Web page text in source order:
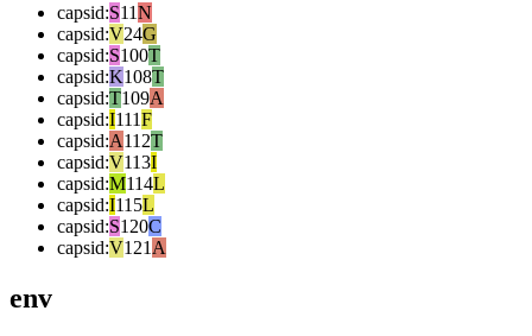
capsid:S11N
capsid:V24G
capsid:S100T
capsid:K108T
capsid:T109A
capsid:I111F
capsid:A112T
capsid:V113I
capsid:M114L
capsid:I115L
capsid:S120C
capsid:V121 A
env